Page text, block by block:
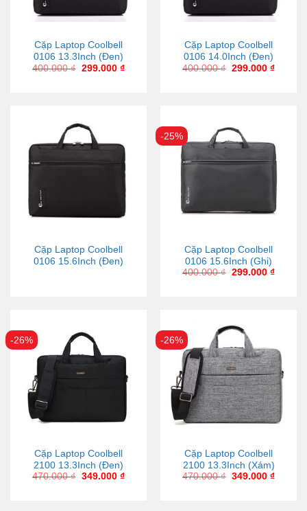
Cặp Laptop Coolbell
0106 13.3Inch (Đen)
400.000₫ 299.000 ₫
Cặp Laptop Coolbell
0106 14.0Inch (Đen)
400.000₫ 299.000 ₫
Cặp Laptop Coolbell
0106 15.6Inch (Đen)
-25%
Cặp Laptop Coolbell
0106 15.6Inch (Ghi)
400.000₫ 299.000 ₫
-26%
Cặp Laptop Coolbell
2100 13.3Inch (Đen)
470.000₫ 349.000 ₫
-26%
Cặp Laptop Coolbell
2100 13.3Inch (Xám)
470.000₫ 349.000 ₫